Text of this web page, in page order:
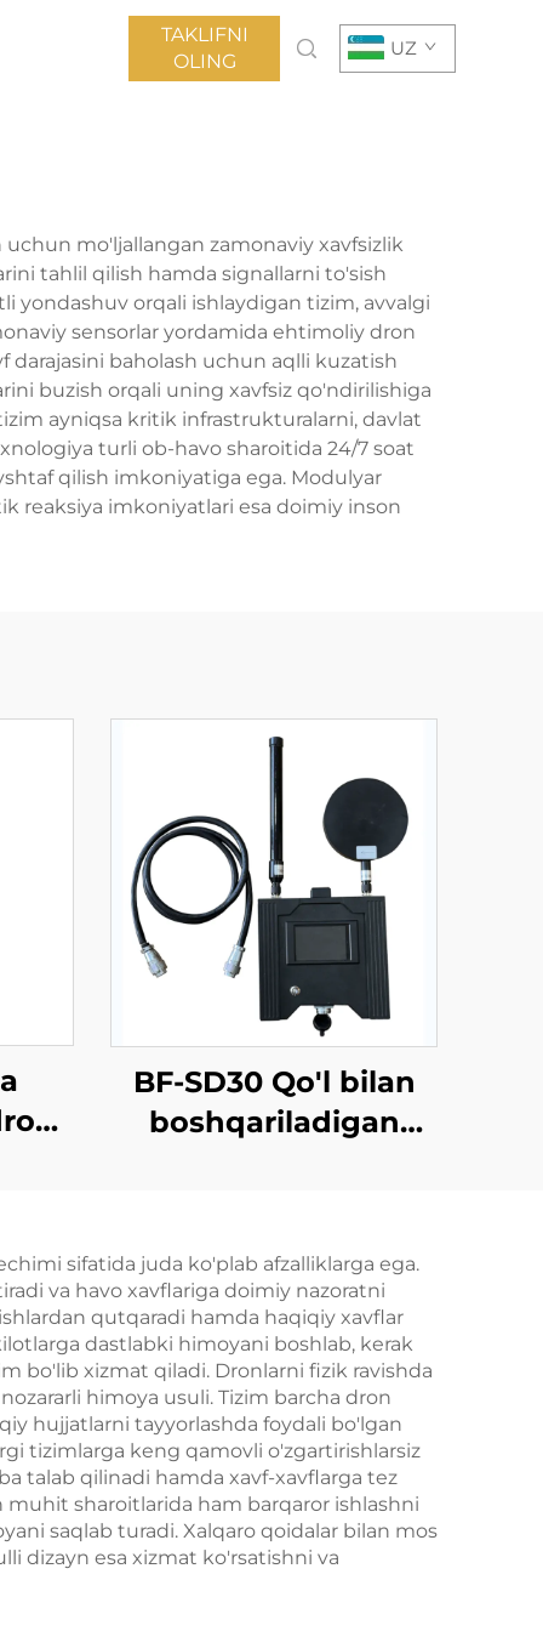
TAKLIFNI
OLING
UZ
mo'ljallangan zamonaviy xavfsizlik
tahlil qilish hamda signallarni to'sish
yondashuv orqali ishlaydigan tizim, avvalgi
sensorlar yordamida ehtimoliy dron
baholash uchun aqlli kuzatish
buzish orqali uning xavfsiz qo'ndirilishiga
ayniqsa kritik infrastrukturalarni, davlat
turli ob-havo sharoitida 24/7 soat
qilish imkoniyatiga ega. Modulyar
reaksiya imkoniyatlari esa doimiy inson
BF-SD30 Qo'l bilan
boshqariladigan
sifatida juda ko'plab afzalliklarga ega.
va havo xavflariga doimiy nazoratni
qutqaradi hamda haqiqiy xavflar
dastlabki himoyani boshlab, kerak
bo'lib xizmat qiladi. Dronlarni fizik ravishda
himoya usuli. Tizim barcha dron
hujjatlarni tayyorlashda foydali bo'lgan
tizimlarga keng qamovli o'zgartirishlarsiz
talab qilinadi hamda xavf-xavflarga tez
sharoitlarida ham barqaror ishlashni
saqlab turadi. Xalqaro qoidalar bilan mos
dizayn esa xizmat ko'rsatishni va